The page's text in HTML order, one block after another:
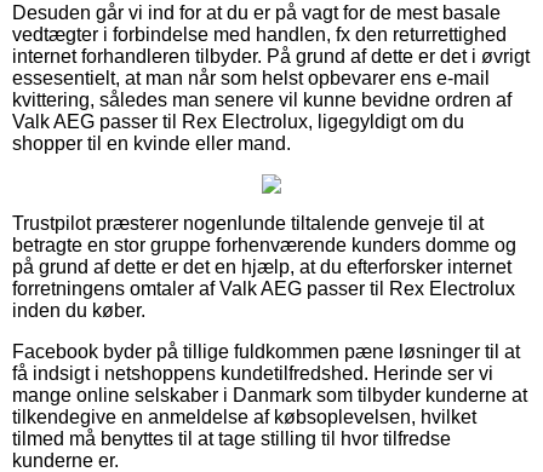
Desuden går vi ind for at du er på vagt for de mest basale
vedtægter i forbindelse med handlen, fx den returrettighed
internet forhandleren tilbyder. På grund af dette er det i øvrigt
essesentielt, at man når som helst opbevarer ens e-mail
kvittering, således man senere vil kunne bevidne ordren af
Valk AEG passer til Rex Electrolux, ligegyldigt om du
shopper til en kvinde eller mand.
Trustpilot præsterer nogenlunde tiltalende genveje til at
betragte en stor gruppe forhenværende kunders domme og
på grund af dette er det en hjælp, at du efterforsker internet
forretningens omtaler af Valk AEG passer til Rex Electrolux
inden du køber.
Facebook byder på tillige fuldkommen pæne løsninger til at
få indsigt i netshoppens kundetilfredshed. Herinde ser vi
mange online selskaber i Danmark som tilbyder kunderne at
tilkendegive en anmeldelse af købsoplevelsen, hvilket
tilmed må benyttes til at tage stilling til hvor tilfredse
kunderne er.